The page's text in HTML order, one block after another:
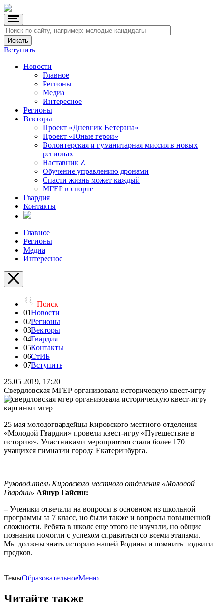
Вступить
Новости
Главное
Регионы
Медиа
Интересное
Регионы
Векторы
Проект «Дневник Ветерана»
Проект «Юные герои»
Волонтерская и гуманитарная миссия в новых
регионах
Наставник Z
Обучение управлению дронами
Спасти жизнь может каждый
МГЕР в спорте
Гвардия
Контакты
Главное
Регионы
Медиа
Интересное
Поиск
01Новости
02Регионы
03Векторы
04Гвардия
05Контакты
06СтИБ
07Вступить
25.05 2019, 17:20
Свердловская МГЕР организовала историческую квест-игру
25 мая молодогвардейцы Кировского местного отделения
«Молодой Гвардии» провели квест-игру «Путешествие в
историю». Участниками мероприятия стали более 170
учащихся гимназии города Екатеринбурга.
Руководитель Кировского местного отделения «Молодой
Гвардии» Айнур Гайсин:
–Ученики отвечали на вопросы в основном из школьной
программы за 7 класс, но были также и вопросы повышенной
сложности. Ребята в школе еще этого не изучали, но общие
познания помогли с успехом справиться со всеми этапами.
Мы должны знать историю нашей Родины и помнить подвиги
предков.
ТемыОбразовательноеМеню
Читайте также